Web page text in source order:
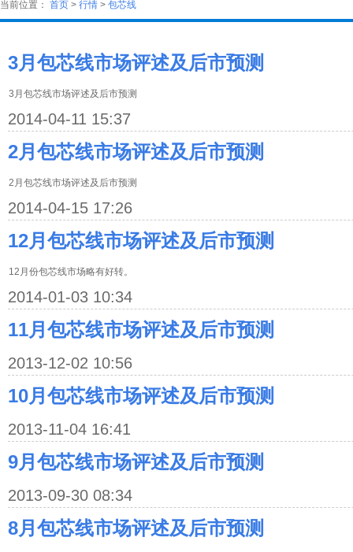
当前位置： 首页 > 行情 > 包芯线
3月包芯线市场评述及后市预测
3月包芯线市场评述及后市预测
2014-04-11 15:37
2月包芯线市场评述及后市预测
2月包芯线市场评述及后市预测
2014-04-15 17:26
12月包芯线市场评述及后市预测
12月份包芯线市场略有好转。
2014-01-03 10:34
11月包芯线市场评述及后市预测
2013-12-02 10:56
10月包芯线市场评述及后市预测
2013-11-04 16:41
9月包芯线市场评述及后市预测
2013-09-30 08:34
8月包芯线市场评述及后市预测